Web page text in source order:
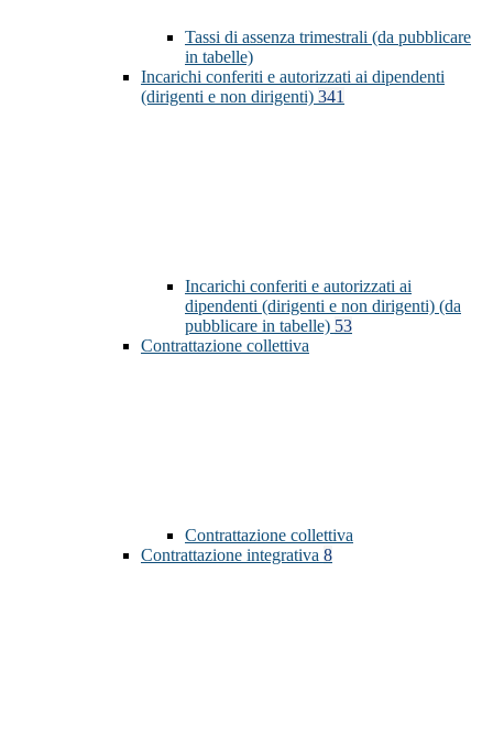
Tassi di assenza trimestrali (da pubblicare
in tabelle)
Incarichi conferiti e autorizzati ai dipendenti
(dirigenti e non dirigenti) 341
Incarichi conferiti e autorizzati ai
dipendenti (dirigenti e non dirigenti) (da
pubblicare in tabelle) 53
Contrattazione collettiva
Contrattazione collettiva
Contrattazione integrativa 8